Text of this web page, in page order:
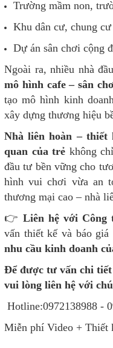
Trường mầm non,
Khu dân cư, chung cư
Dự án sân chơi cộng
Ngoài ra, nhiều nhà
mô hình cafe – sân
tạo mô hình kinh
xây dựng thương hiệu
Nhà liên hoàn – thiết
quan của trẻ không
đầu tư bền vững cho
hình vui chơi vừa an
thương mại cao – nhà
👉Liên hệ với
vấn thiết kế và báo giá
nhu cầu kinh doanh
Để được tư vấn chi
vui lòng liên hệ với
Hotline:0972138988 -
Miễn phí Video + Thiết